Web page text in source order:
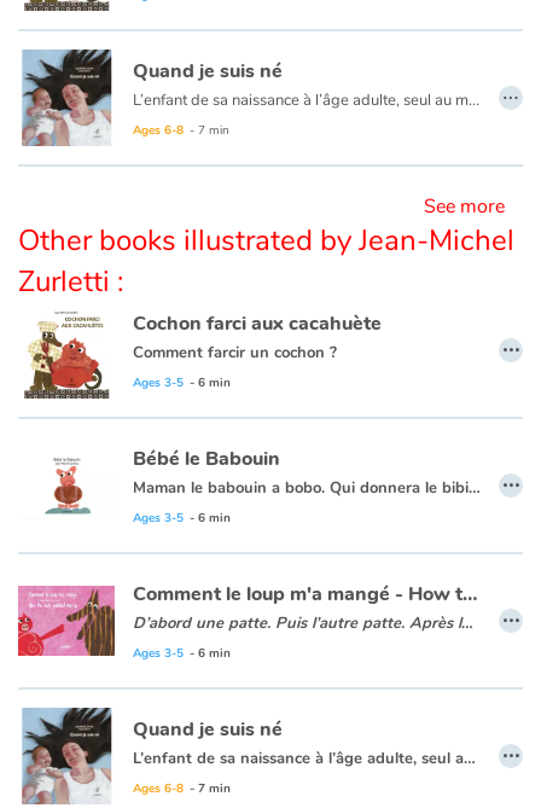
Blog
Learn french with Storyplay'r
Reading for children
Dyslexia and reading disorders
Quand je suis né
L’enfant de sa naissance à l’âge adulte, seul au monde à des milliards. Un album construit comme un parcours de vie et un album de souvenirs qui jalonnent un cycle.
Ages 6-8 - 7 min
…
See more
Other books illustrated by Jean-Michel
Zurletti :
Cochon farci aux cacahuète
Comment farcir un cochon ?
Ages 3-5 - 6 min
…
Bébé le Babouin
Maman le babouin a bobo. Qui donnera le bibi à bébé le Babouin ? Tata Brebis babille… Bébé le Babouin babine son bibi avec moi ?
Ages 3-5 - 6 min
…
Comment le loup m'a mangé - How the wolf gobbled me up
D’abord une patte. Puis l’autre patte. Après le ventre…
Le texte est en français et en anglais.
Ages 3-5 - 6 min
…
Quand je suis né
L’enfant de sa naissance à l’âge adulte, seul au monde à des milliards. Un album construit comme un parcours de vie et un album de souvenirs qui jalonnent un cycle.
Ages 6-8 - 7 min
…